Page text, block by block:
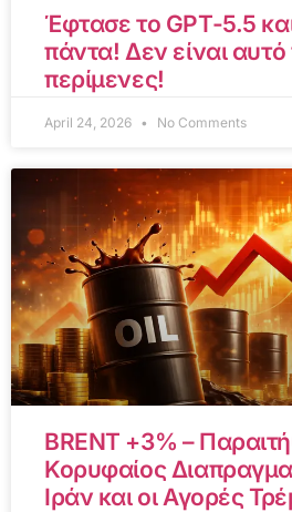
Έφτασε το GPT-5.5
πάντα! Δεν είναι
περίμενες!
April 24, 2026 No Comments
BRENT +3% –
Κορυφαίος
Ιράν και οι Αγορές